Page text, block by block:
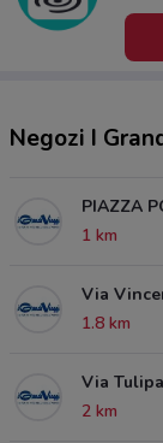
Negozi I
PIAZZA
1 km
Via
1.8 km
Via
2 km